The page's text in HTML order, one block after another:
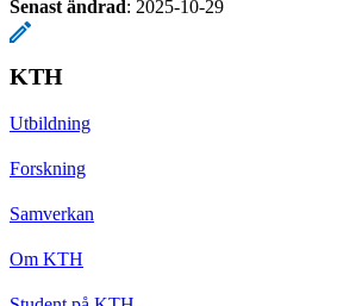
Senast ändrad: 2025-10-29
KTH
Utbildning
Forskning
Samverkan
Om KTH